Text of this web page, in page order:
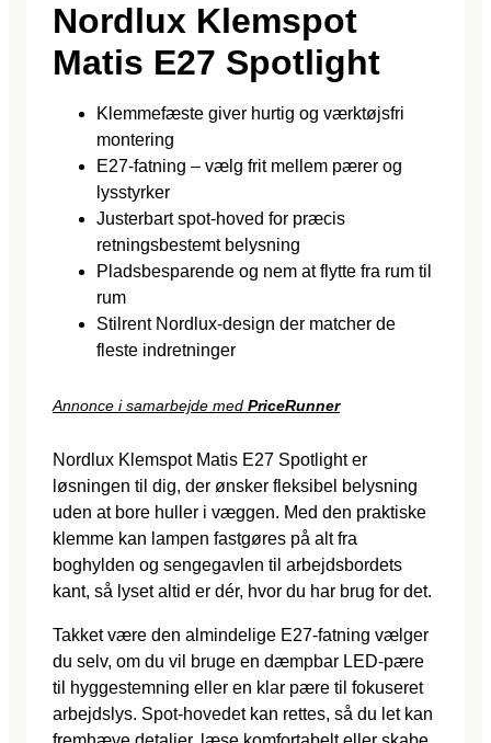
Nordlux Klemspot
Matis E27 Spotlight
Klemmefæste giver hurtig og værktøjsfri
montering
E27-fatning – vælg frit mellem pærer og
lysstyrker
Justerbart spot-hoved for præcis
retningsbestemt belysning
Pladsbesparende og nem at flytte fra rum til
rum
Stilrent Nordlux-design der matcher de
fleste indretninger
Annonce i samarbejde med PriceRunner
Nordlux Klemspot Matis E27 Spotlight er
løsningen til dig, der ønsker fleksibel belysning
uden at bore huller i væggen. Med den praktiske
klemme kan lampen fastgøres på alt fra
boghylden og sengegavlen til arbejdsbordets
kant, så lyset altid er dér, hvor du har brug for det.
Takket være den almindelige E27-fatning vælger
du selv, om du vil bruge en dæmpbar LED-pære
til hyggestemning eller en klar pære til fokuseret
arbejdslys. Spot-hovedet kan rettes, så du let kan